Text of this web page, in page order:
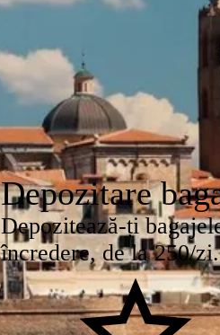
Depozitare
Depozitează-ți
încredere, de la 250/zi.